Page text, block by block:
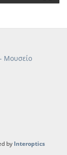
Μουσείο
by Interoptics